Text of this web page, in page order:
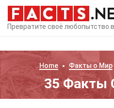
Превратите своё любопытство
Home Факты о Мир
35 Факты